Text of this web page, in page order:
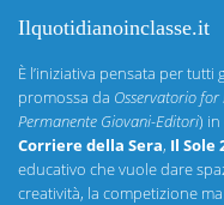
Ilquotidianoinclasse.it
È l’iniziativa pensata per
promossa da Osservatorio
Permanente Giovani-Editori)
Corriere della Sera, Il Sole
educativo che vuole dare
creatività, la competizione